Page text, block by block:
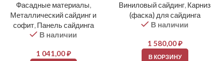
Фасадные материалы,
Металлический сайдинг и
софит, Панель сайдинга
В наличии
1 041,00₽
Виниловый сайдинг, Карниз
(фаска) для сайдинга
В наличии
1 580,00₽
В КОРЗИНУ